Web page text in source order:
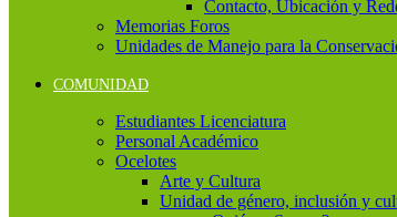
Contacto, Ubicación y
Memorias Foros
Unidades de Manejo para la
COMUNIDAD
Estudiantes Licenciatura
Personal Académico
Ocelotes
Arte y Cultura
Unidad de género, inclusión y